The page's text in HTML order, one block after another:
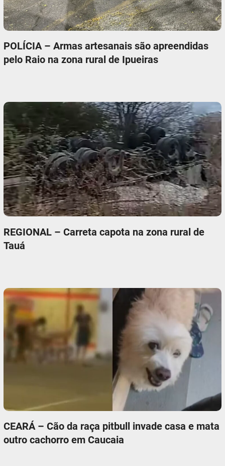
POLÍCIA – Armas artesanais são apreendidas
pelo Raio na zona rural de Ipueiras
REGIONAL – Carreta capota na zona rural de
Tauá
CEARÁ – Cão da raça pitbull invade casa e mata
outro cachorro em Caucaia